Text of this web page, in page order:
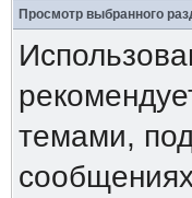
Просмотр выбранного
темами,